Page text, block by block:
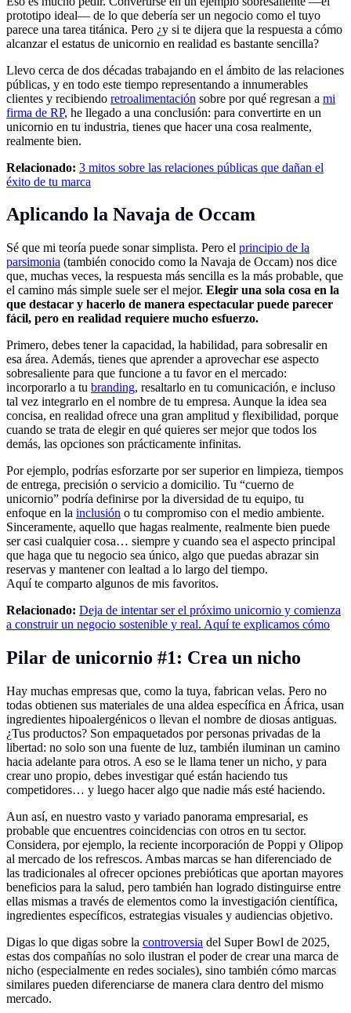
prototipo ideal— de lo que debería ser un negocio como el tuyo
parece una tarea titánica. Pero ¿y si te dijera que la respuesta a cómo
alcanzar el estatus de unicornio en realidad es bastante sencilla?
Llevo cerca de dos décadas trabajando en el ámbito de las relaciones
públicas, y en todo este tiempo representando a innumerables
clientes y recibiendo retroalimentación sobre por qué regresan a mi
firma de RP, he llegado a una conclusión: para convertirte en un
unicornio en tu industria, tienes que hacer una cosa realmente,
realmente bien.
Relacionado: 3 mitos sobre las relaciones públicas que dañan el
éxito de tu marca
Aplicando la Navaja de Occam
Sé que mi teoría puede sonar simplista. Pero el principio de la
parsimonia (también conocido como la Navaja de Occam) nos dice
que, muchas veces, la respuesta más sencilla es la más probable, que
el camino más simple suele ser el mejor. Elegir una sola cosa en la
que destacar y hacerlo de manera espectacular puede parecer
fácil, pero en realidad requiere mucho esfuerzo.
Primero, debes tener la capacidad, la habilidad, para sobresalir en
esa área. Además, tienes que aprender a aprovechar ese aspecto
sobresaliente para que funcione a tu favor en el mercado:
incorporarlo a tu branding, resaltarlo en tu comunicación, e incluso
tal vez integrarlo en el nombre de tu empresa. Aunque la idea sea
concisa, en realidad ofrece una gran amplitud y flexibilidad, porque
cuando se trata de elegir en qué quieres ser mejor que todos los
demás, las opciones son prácticamente infinitas.
Por ejemplo, podrías esforzarte por ser superior en limpieza, tiempos
de entrega, precisión o servicio a domicilio. Tu “cuerno de
unicornio” podría definirse por la diversidad de tu equipo, tu
enfoque en la inclusión o tu compromiso con el medio ambiente.
Sinceramente, aquello que hagas realmente, realmente bien puede
ser casi cualquier cosa… siempre y cuando sea el aspecto principal
que haga que tu negocio sea único, algo que puedas abrazar sin
reservas y mantener con lealtad a lo largo del tiempo.
Aquí te comparto algunos de mis favoritos.
Relacionado: Deja de intentar ser el próximo unicornio y comienza
a construir un negocio sostenible y real. Aquí te explicamos cómo
Pilar de unicornio #1: Crea un nicho
Hay muchas empresas que, como la tuya, fabrican velas. Pero no
todas obtienen sus materiales de una aldea específica en África, usan
ingredientes hipoalergénicos o llevan el nombre de diosas antiguas.
¿Tus productos? Son empaquetados por personas privadas de la
libertad: no solo son una fuente de luz, también iluminan un camino
hacia adelante para otros. A eso se le llama tener un nicho, y para
crear uno propio, debes investigar qué están haciendo tus
competidores… y luego hacer algo que nadie más esté haciendo.
Aun así, en nuestro vasto y variado panorama empresarial, es
probable que encuentres coincidencias con otros en tu sector.
Considera, por ejemplo, la reciente incorporación de Poppi y Olipop
al mercado de los refrescos. Ambas marcas se han diferenciado de
las tradicionales al ofrecer opciones prebióticas que aportan mayores
beneficios para la salud, pero también han logrado distinguirse entre
ellas mismas a través de elementos como la investigación científica,
ingredientes específicos, estrategias visuales y audiencias objetivo.
Digas lo que digas sobre la controversia del Super Bowl de 2025,
estas dos compañías no solo ilustran el poder de crear una marca de
nicho (especialmente en redes sociales), sino también cómo marcas
similares pueden diferenciarse de manera clara dentro del mismo
mercado.